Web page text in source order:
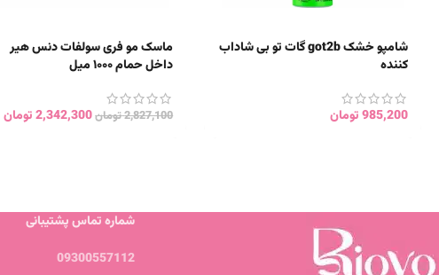
شامپو خشک got2b گات تو بی شاداب
کننده
985,200تومان
ماسک مو فری سولفات دنس هیر
داخل حمام ۱۰۰۰ میل
2,827,100تومان2,342,300تومان
شماره تماس پشتیبانی
09300557112